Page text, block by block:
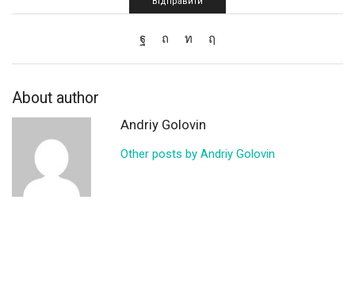
About author
Andriy Golovin
Other posts by Andriy Golovin